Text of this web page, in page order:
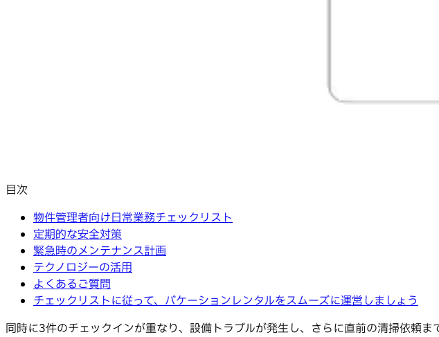
目次
物件管理者向け日常業務チェックリスト
定期的な安全対策
緊急時のメンテナンス計画
テクノロジーの活用
よくあるご質問
チェックリストに従って、バケーションレンタルをスムーズに運営しましょう
同時に3件のチェックインが重なり、設備トラブルが発生し、さらに直前の清掃依頼